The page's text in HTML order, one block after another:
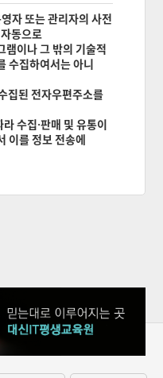
자 또는 관리자의 사전
동으로
램이나 그 밖의 기술적
수집하여서는 아니
집된 전자우편주소를
수집·판매 및 유통이
이를 정보 전송에